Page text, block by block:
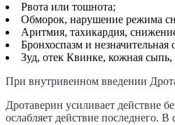
Рвота или тошнота;
Обморок, нарушение режима
Аритмия, тахикардия,
Бронхоспазм и незначительная
Зуд, отек Квинке, кожная сыпь,
При внутривенном введении
Дротаверин усиливает действие
ослабляет действие последнего.